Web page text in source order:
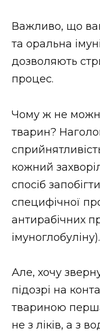
Важливо, що
та оральна
дозволяють
процес.
Чому ж не
тварин?
кожний
спосіб
специфічної
антирабічних
імуноглобуліну).
Але, хочу
підозрі на
твариною
не з ліків, а з